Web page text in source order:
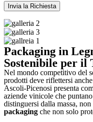
Packaging in
Sostenibile per il
Nel mondo competitivo del
prodotti deve riflettersi
Ascoli-Picenosi presenta
aziende vinicole che
distinguersi dalla massa,
packaging che non solo